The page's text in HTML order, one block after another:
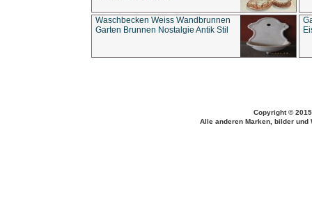
Waschbecken Weiss Wandbrunnen
Garten Brunnen Nostalgie Antik Stil
Copyright ©
Alle anderen Marken, bilder und